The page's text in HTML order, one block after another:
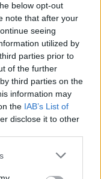
below opt-out
note that after your
seeing
utilized by
parties prior to
of the further
third parties on the
information may
the IAB’s List of
disclose it to other
or more Google
for VM-